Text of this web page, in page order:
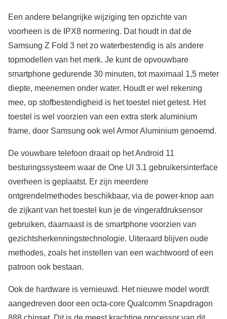
Een andere belangrijke wijziging ten opzichte van
voorheen is de IPX8 normering. Dat houdt in dat de
Samsung Z Fold 3 net zo waterbestendig is als andere
topmodellen van het merk. Je kunt de opvouwbare
smartphone gedurende 30 minuten, tot maximaal 1,5 meter
diepte, meenemen onder water. Houdt er wel rekening
mee, op stofbestendigheid is het toestel niet getest. Het
toestel is wel voorzien van een extra sterk aluminium
frame, door Samsung ook wel Armor Aluminium genoemd.
De vouwbare telefoon draait op het Android 11
besturingssysteem waar de One UI 3.1 gebruikersinterface
overheen is geplaatst. Er zijn meerdere
ontgrendelmethodes beschikbaar, via de power-knop aan
de zijkant van het toestel kun je de vingerafdruksensor
gebruiken, daarnaast is de smartphone voorzien van
gezichtsherkenningstechnologie. Uiteraard blijven oude
methodes, zoals het instellen van een wachtwoord of een
patroon ook bestaan.
Ook de hardware is vernieuwd. Het nieuwe model wordt
aangedreven door een octa-core Qualcomm Snapdragon